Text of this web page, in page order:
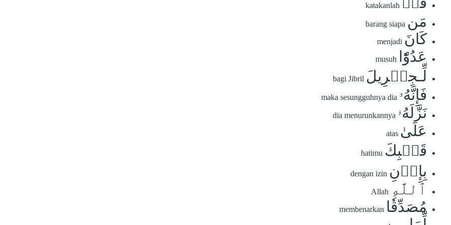
katakanlah
مَن barang siapa
كَانَ menjadi
عَدُوّٗا musuh
لِّـجِبۡرِيلَ bagi Jibril
فَإِنَّهُۥ maka sesungguhnya dia
نَزَّلَهُۥ dia menurunkannya
عَلَىٰ atas
قَلۡبِكَ hatimu
بِإِذۡنِ dengan izin
ٱللَّهِ Allah
مُصَدِّقٗا membenarkan